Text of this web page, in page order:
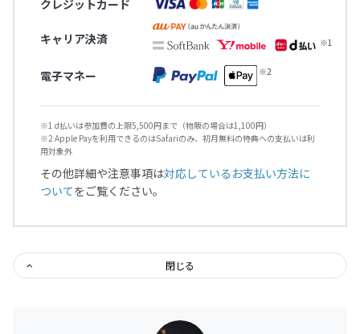
クレジットカード
キャリア決済
電子マネー
※1 d払いは参加費の上限5,500円まで（物販の場合は1,100円）
※2 Apple Payを利用できるのはSafariのみ、初月無料の特典への支払いは利
用対象外
その他詳細や注意事項は対応しているお支払い方法に
ついてをご覧ください。
閉じる